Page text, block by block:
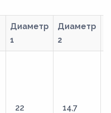
Диаметр
1
Диаметр
2
22 14,7